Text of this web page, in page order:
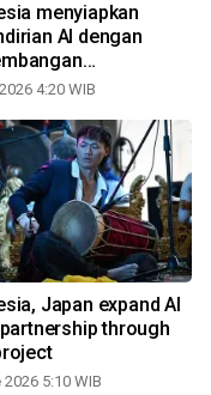
menyiapkan
AI dengan
talenta
4:20 WIB
Japan expand AI
through
5:10 WIB